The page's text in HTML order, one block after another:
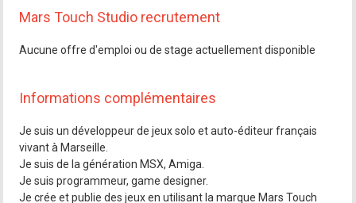
Mars Touch Studio recrutement
Aucune offre d'emploi ou de stage actuellement disponible
Informations complémentaires
Je suis un développeur de jeux solo et auto-éditeur français
vivant à Marseille.
Je suis de la génération MSX, Amiga.
Je suis programmeur, game designer.
Je crée et publie des jeux en utilisant la marque Mars Touch